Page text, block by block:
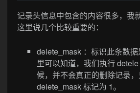
记录头信息中包含的内容很多，我
这里说几个比较重要的：
delete_mask ：标识此条数
里可以知道，我们执行
候，并不会真正的删除记录
delete_mask 标记为 1。